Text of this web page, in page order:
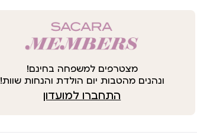
מצטרפים למשפחה בחינם!
ונהנים מהטבות יום הולדת והנחות שוות!
התחברו למועדון